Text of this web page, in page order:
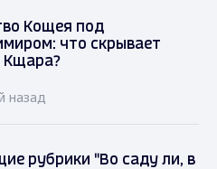
Кощея под
что скрывает
Кщара?
назад
рубрики "Во саду ли, в